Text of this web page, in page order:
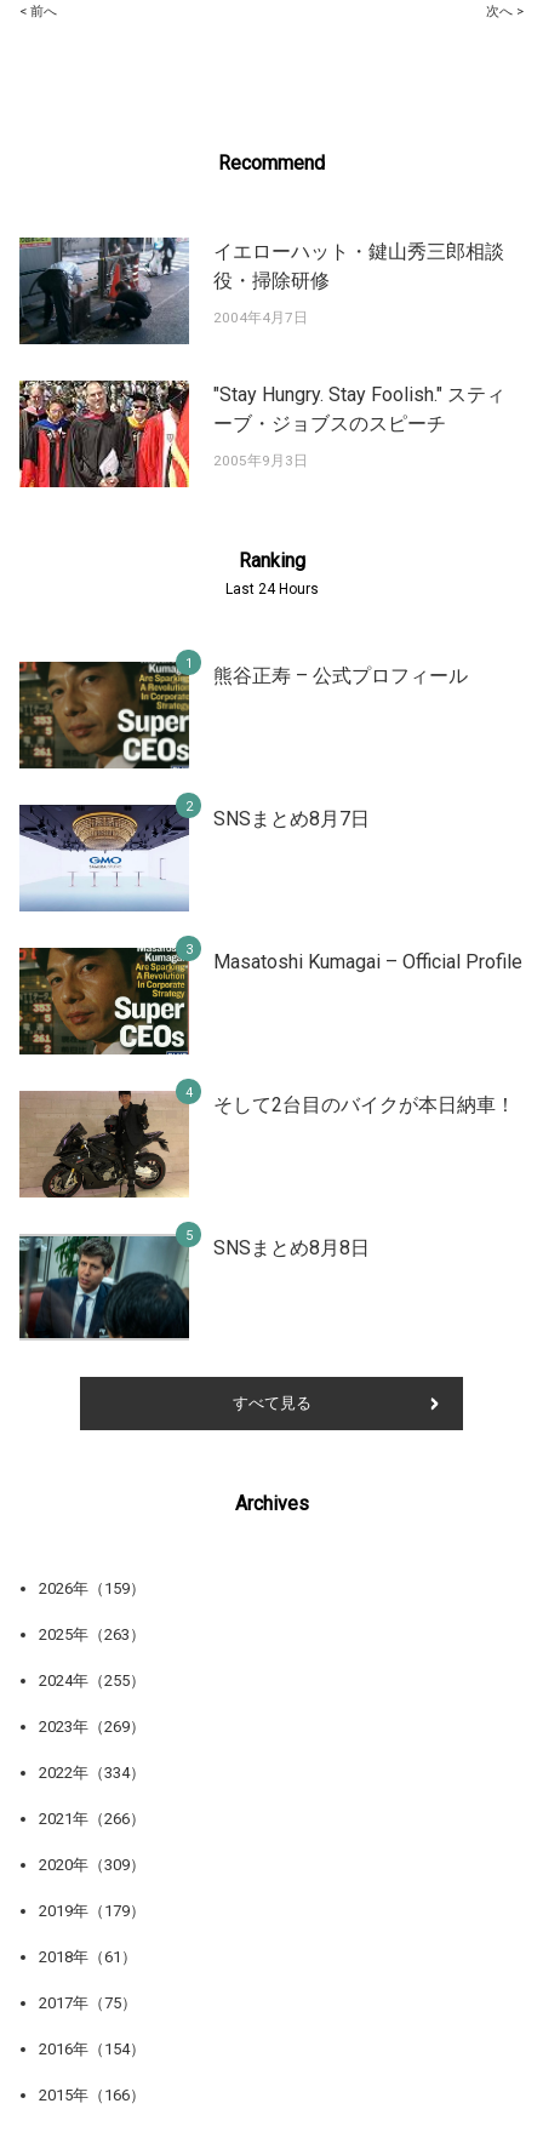
Post
< 前へ 次へ >
Recommend
イエローハット・鍵山秀三郎相談
役・掃除研修
2004年4月7日
"Stay Hungry. Stay Foolish." スティ
ーブ・ジョブスのスピーチ
2005年9月3日
Ranking
Last 24 Hours
熊谷正寿 – 公式プロフィール
SNSまとめ8月7日
Masatoshi Kumagai – Official Profile
そして2台目のバイクが本日納車！
SNSまとめ8月8日
すべて見る
Archives
2026年（159）
2025年（263）
2024年（255）
2023年（269）
2022年（334）
2021年（266）
2020年（309）
2019年（179）
2018年（61）
2017年（75）
2016年（154）
2015年（166）